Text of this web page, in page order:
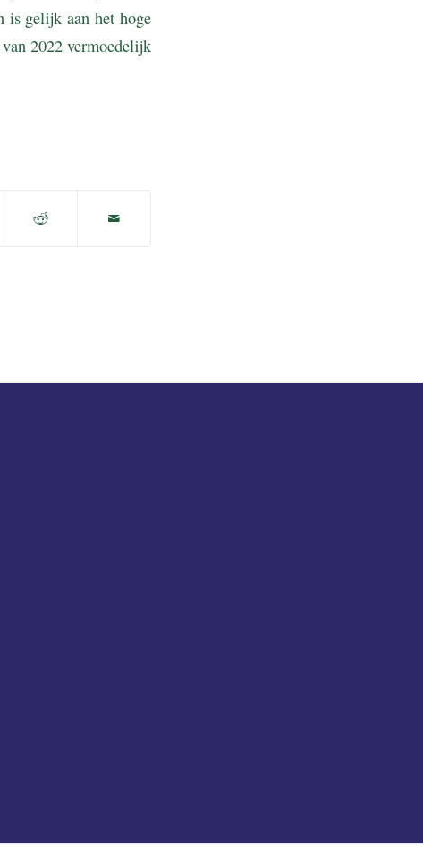
is gelijk aan het hoge
2022 vermoedelijk